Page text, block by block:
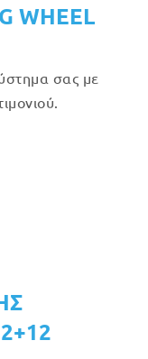
WHEEL
σας με